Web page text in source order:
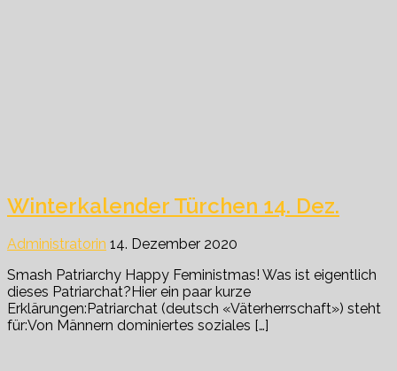
Winterkalender Türchen 14. Dez.
Administratorin 14. Dezember 2020
Smash Patriarchy Happy Feministmas! Was ist eigentlich
dieses Patriarchat?Hier ein paar kurze
Erklärungen:Patriarchat (deutsch «Väterherrschaft») steht
für:Von Männern dominiertes soziales […]